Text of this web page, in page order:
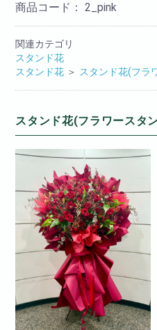
商品コード：2_pink
関連カテゴリ
スタンド花
スタンド花 ＞ スタンド花(フラ
スタンド花(フラワースタ